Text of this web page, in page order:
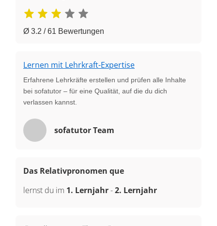
Ø 3.2 / 61 Bewertungen
Lernen mit Lehrkraft-Expertise
Erfahrene Lehrkräfte erstellen und prüfen alle Inhalte
bei sofatutor – für eine Qualität, auf die du dich
verlassen kannst.
sofatutor Team
Das Relativpronomen que
lernst du im 1. Lernjahr-2. Lernjahr